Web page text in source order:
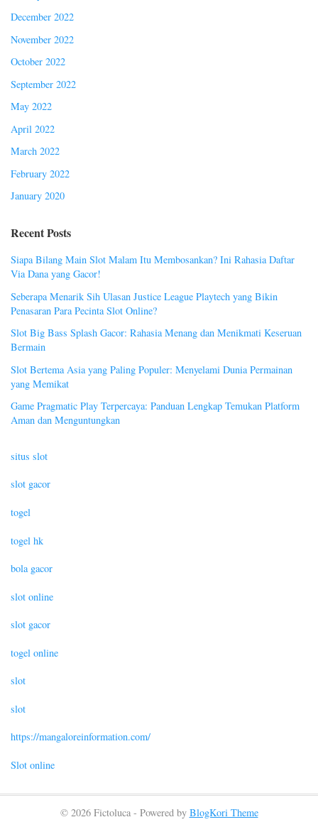
December 2022
November 2022
October 2022
September 2022
May 2022
April 2022
March 2022
February 2022
January 2020
Recent Posts
Siapa Bilang Main Slot Malam Itu Membosankan? Ini Rahasia Daftar
Via Dana yang Gacor!
Seberapa Menarik Sih Ulasan Justice League Playtech yang Bikin
Penasaran Para Pecinta Slot Online?
Slot Big Bass Splash Gacor: Rahasia Menang dan Menikmati Keseruan
Bermain
Slot Bertema Asia yang Paling Populer: Menyelami Dunia Permainan
yang Memikat
Game Pragmatic Play Terpercaya: Panduan Lengkap Temukan Platform
Aman dan Menguntungkan
situs slot
slot gacor
togel
togel hk
bola gacor
slot online
slot gacor
togel online
slot
slot
https://mangaloreinformation.com/
Slot online
© 2026 Fictoluca - Powered by BlogKori Theme